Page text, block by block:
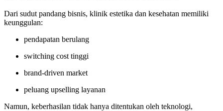
Dari sudut pandang bisnis, klinik estetika dan kesehatan memiliki
keunggulan:
pendapatan berulang
switching cost tinggi
brand-driven market
peluang upselling layanan
Namun, keberhasilan tidak hanya ditentukan oleh teknologi,